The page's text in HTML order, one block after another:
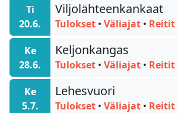
Ti
20.6.
Viljolähteenkankaat
Tulokset •Väliajat • Reitit
Ke
28.6.
Keljonkangas
Tulokset •Väliajat • Reitit
Ke
5.7.
Lehesvuori
Tulokset •Väliajat • Reitit